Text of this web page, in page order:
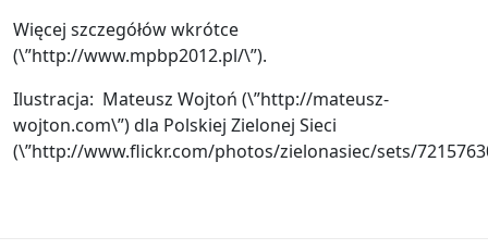
Więcej szczegółów wkrótce
(\”http://www.mpbp2012.pl/\”).
Ilustracja: Mateusz Wojtoń (\”http://mateusz-
wojton.com\”) dla Polskiej Zielonej Sieci
(\”http://www.flickr.com/photos/zielonasiec/sets/